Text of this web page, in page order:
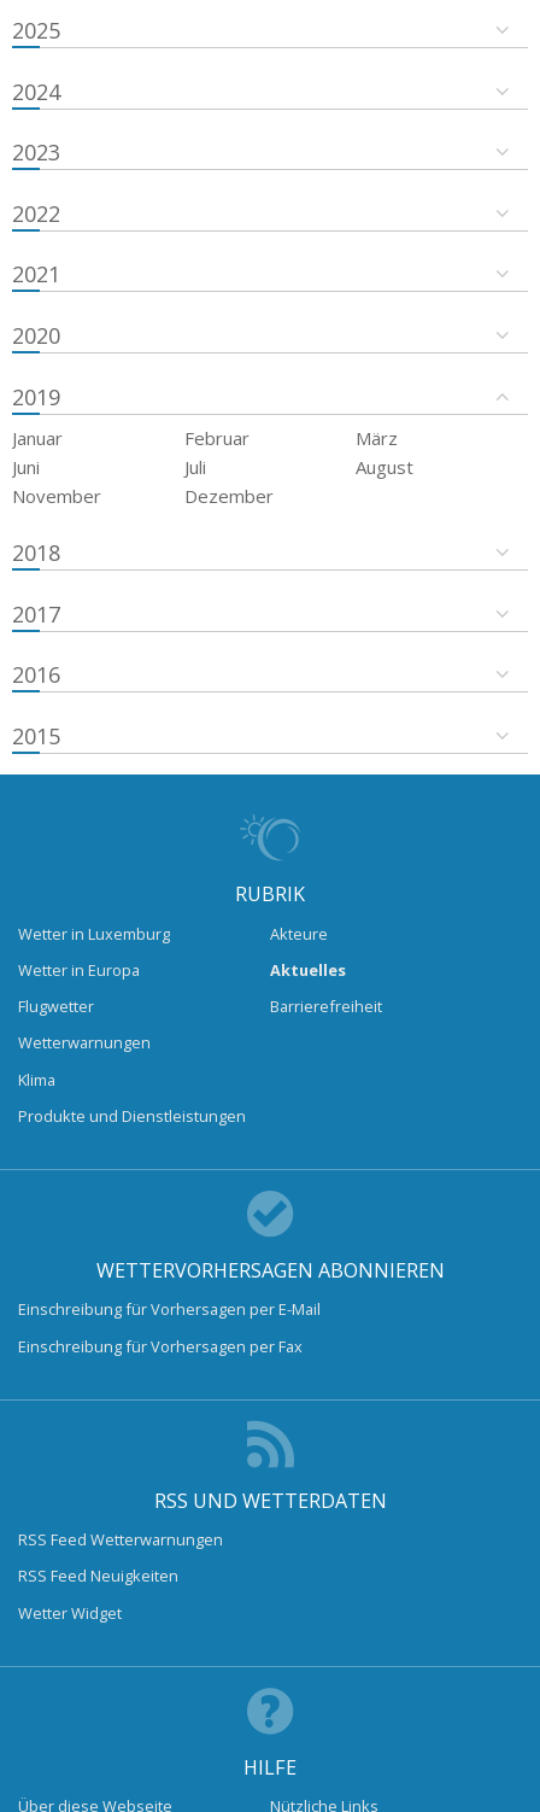
2025
2024
2023
2022
2021
2020
2019
Januar Februar
März
Juni
Juli
August
November
Dezember
2018
2017
2016
2015
RUBRIK
Wetter in Luxemburg
Wetter in Europa
Flugwetter
Wetterwarnungen
Klima
Produkte und Dienstleistungen
Akteure
Aktuelles
Barrierefreiheit
WETTERVORHERSAGEN ABONNIEREN
Einschreibung für Vorhersagen per E-Mail
Einschreibung für Vorhersagen per Fax
RSS UND WETTERDATEN
RSS Feed Wetterwarnungen
RSS Feed Neuigkeiten
Wetter Widget
HILFE
Über diese Webseite Nützliche Links